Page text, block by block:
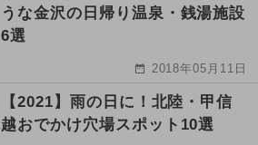
うな金沢の日帰り温泉・銭湯施設
6選
2018年05月11日
【2021】雨の日に！北陸・甲信
越おでかけ穴場スポット10選